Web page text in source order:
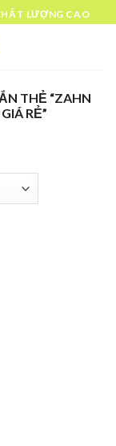
LƯỢNG CAO
THẺ “ZAHN
RẺ”